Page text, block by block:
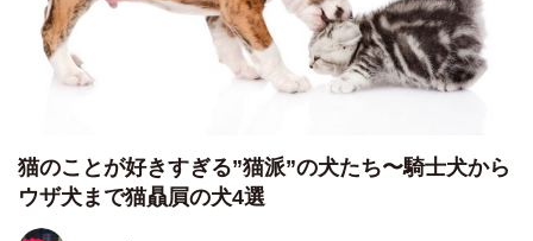
猫のことが好きすぎる”猫派”の犬たち〜騎士犬から
ウザ犬まで猫贔屓の犬4選